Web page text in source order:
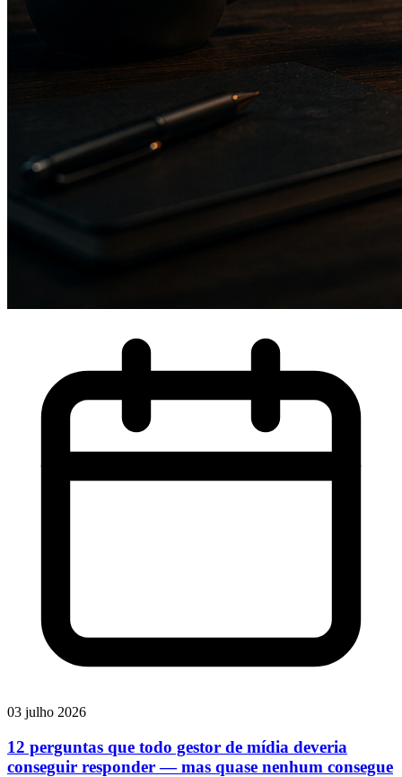
03 julho 2026
12 perguntas que todo gestor de mídia deveria
conseguir responder — mas quase nenhum consegue